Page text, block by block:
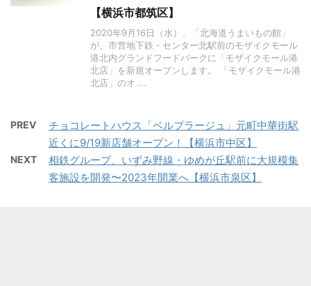
【横浜市都筑区】
2020年9月16日（水）、「北海道うまいもの館」
が、市営地下鉄・センター北駅前のモザイクモール
港北内グランドフードパークに「モザイクモール港
北店」を新規オープンします。 「モザイクモール港
北店」のオ ...
PREV
チョコレートハウス「ベルプラージュ」元町中華街駅
近くに9/19新店舗オープン！【横浜市中区】
NEXT
相鉄グループ、いずみ野線・ゆめが丘駅前に大規模集
客施設を開発〜2023年開業へ【横浜市泉区】